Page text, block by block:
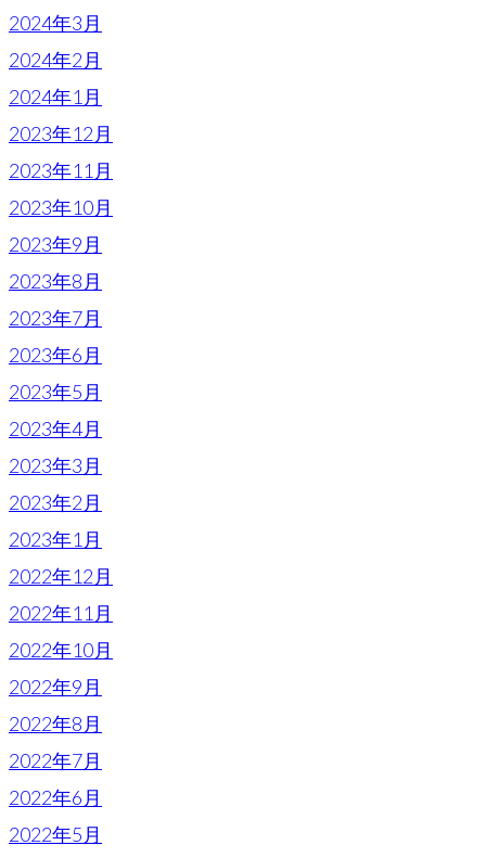
2024年3月
2024年2月
2024年1月
2023年12月
2023年11月
2023年10月
2023年9月
2023年8月
2023年7月
2023年6月
2023年5月
2023年4月
2023年3月
2023年2月
2023年1月
2022年12月
2022年11月
2022年10月
2022年9月
2022年8月
2022年7月
2022年6月
2022年5月